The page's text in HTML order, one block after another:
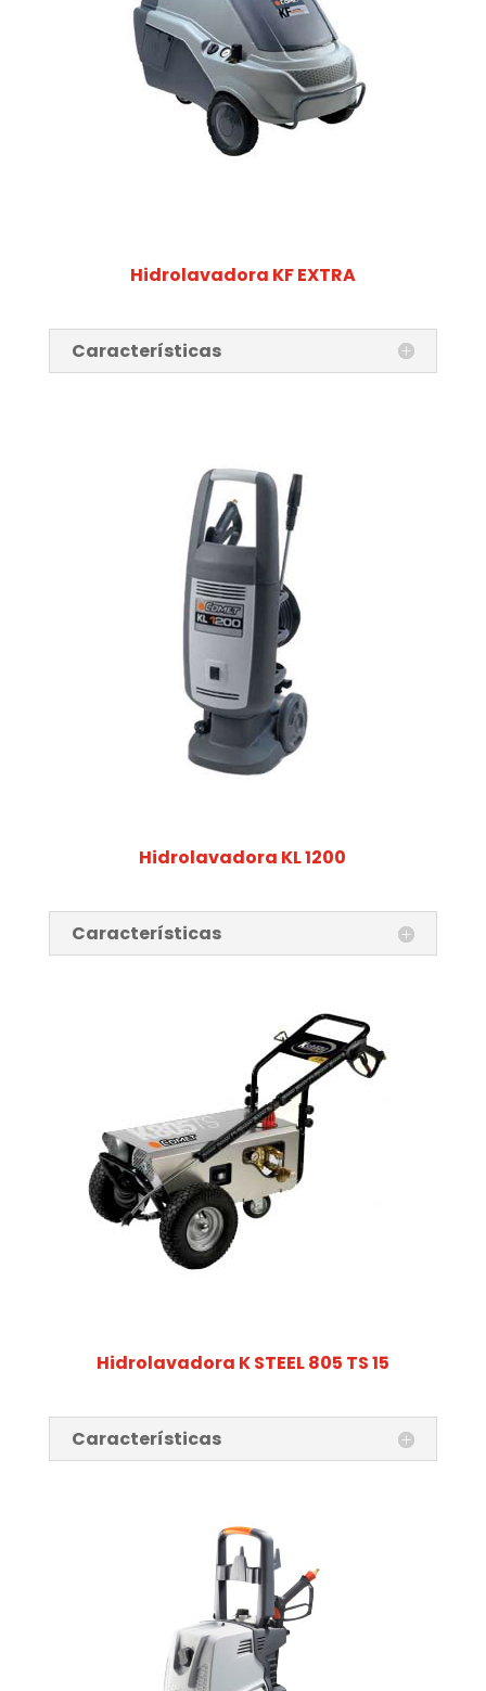
Hidrolavadora KF EXTRA
Características
Hidrolavadora KL 1200
Características
Hidrolavadora K STEEL 805 TS 15
Características